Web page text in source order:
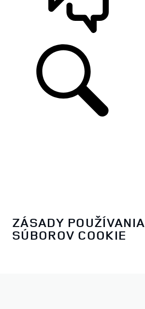
ZÁSADY POUŽÍVANIA
SÚBOROV COOKIE